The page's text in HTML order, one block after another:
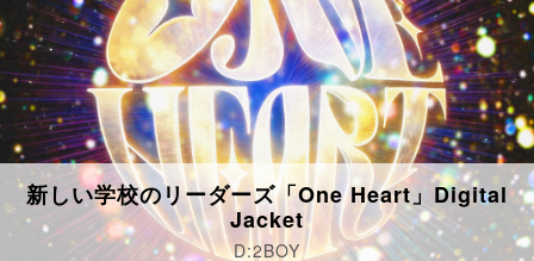
新しい学校のリーダーズ「One Heart」Digital
Jacket
D:2BOY